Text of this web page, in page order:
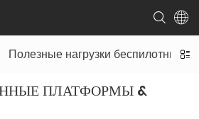
Полезные нагрузки беспилотников
ПЛАТФОРМЫ &